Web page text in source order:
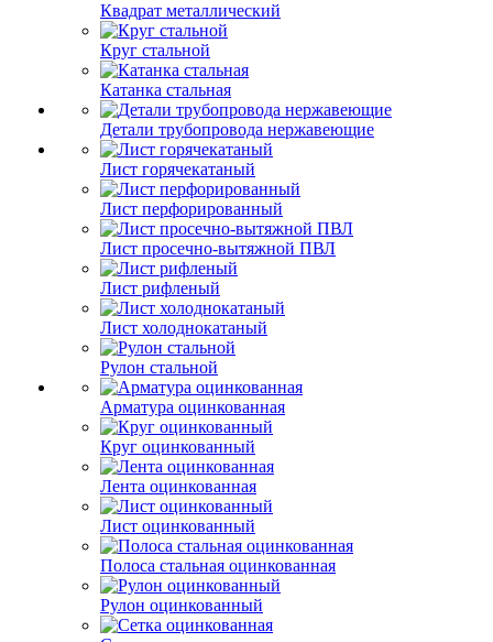
Квадрат металлический
Круг стальной
Катанка стальная
Детали трубопровода нержавеющие
Лист горячекатаный
Лист перфорированный
Лист просечно-вытяжной ПВЛ
Лист рифленый
Лист холоднокатаный
Рулон стальной
Арматура оцинкованная
Круг оцинкованный
Лента оцинкованная
Лист оцинкованный
Полоса стальная оцинкованная
Рулон оцинкованный